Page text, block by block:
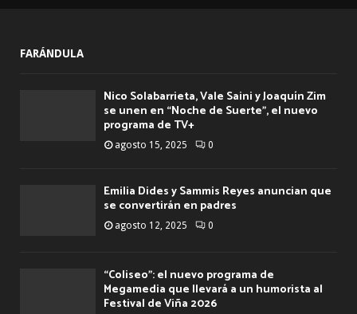
FARÁNDULA
Nico Solabarrieta, Vale Saini y Joaquín Zim
se unen en “Noche de Suerte”, el nuevo
programa de TV+
agosto 15, 2025 0
Emilia Dides y Sammis Reyes anuncian que
se convertirán en padres
agosto 12, 2025 0
“Coliseo”: el nuevo programa de
Megamedia que llevará a un humorista al
Festival de Viña 2026